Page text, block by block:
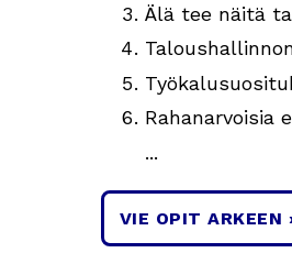
Älä tee näitä
Rahanarvoisia
...
VIE OPIT ARKEEN